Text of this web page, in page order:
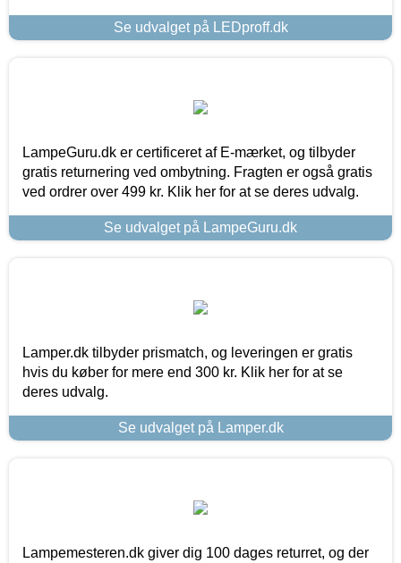
Se udvalget på LEDproff.dk
LampeGuru.dk er certificeret af E-mærket, og tilbyder
gratis returnering ved ombytning. Fragten er også gratis
ved ordrer over 499 kr. Klik her for at se deres udvalg.
Se udvalget på LampeGuru.dk
Lamper.dk tilbyder prismatch, og leveringen er gratis
hvis du køber for mere end 300 kr. Klik her for at se
deres udvalg.
Se udvalget på Lamper.dk
Lampemesteren.dk giver dig 100 dages returret, og der